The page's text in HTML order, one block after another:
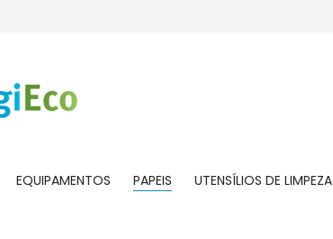
EQUIPAMENTOS PAPEIS UTENSÍLIOS DE LIMPEZA